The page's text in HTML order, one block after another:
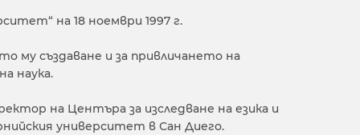
на 18 ноември 1997 г.
му създаване и за привличането на
наука.
на Центъра за изследване на езика и
университет в Сан Диего.